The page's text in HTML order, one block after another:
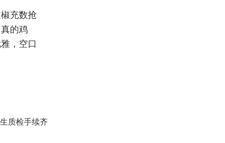
充数抢
的鸡
，空口
质检手续齐